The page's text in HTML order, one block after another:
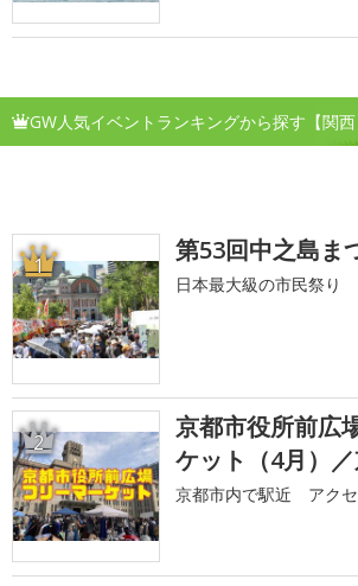
GW人気イベントランキングから探す【関西
1 第53回中之島ま
日本最大級の市民祭り
2
京都市役所前広
ケット（4月）
京都市内で駅近 アク